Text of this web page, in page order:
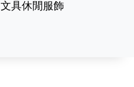
文具休閒服飾